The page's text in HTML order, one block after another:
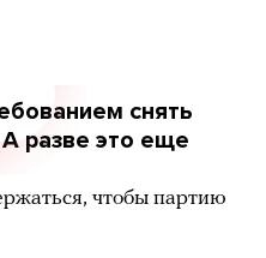
снять
разве это еще
чтобы партию